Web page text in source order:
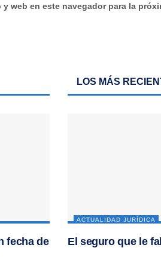
web en este navegador para la
fecha de
LOS MÁS
ACTUALIDAD JURÍDICA
El seguro que le